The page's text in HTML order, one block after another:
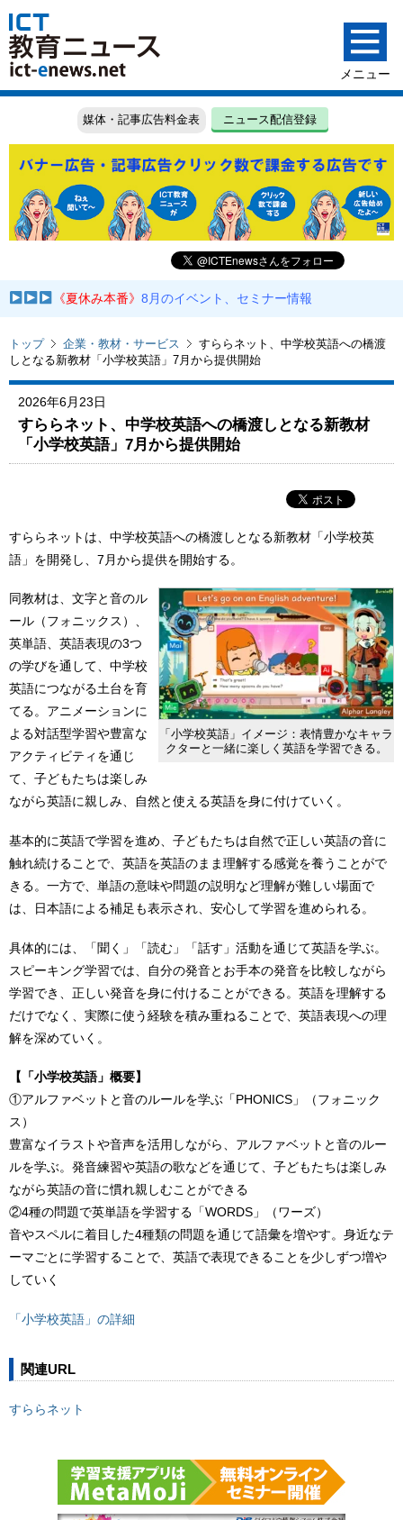
媒体・記事広告料金表 ニュース配信登録
《夏休み本番》8月のイベント、セミナー情報
トップ 企業・教材・サービス
すららネット、中学校英語への橋渡
しとなる新教材「小学校英語」7月から提供開始
2026年6月23日
すららネット、中学校英語への橋渡しとなる新教材
「小学校英語」7月から提供開始
すららネットは、中学校英語への橋渡しとなる新教材「小学校英
語」を開発し、7月から提供を開始する。
「小学校英語」イメージ：表情豊かなキャラ
クターと一緒に楽しく英語を学習できる。
同教材は、文字と音のル
ール（フォニックス）、
英単語、英語表現の3つ
の学びを通して、中学校
英語につながる土台を育
てる。アニメーションに
よる対話型学習や豊富な
アクティビティを通じ
て、子どもたちは楽しみ
ながら英語に親しみ、自然と使える英語を身に付けていく。
基本的に英語で学習を進め、子どもたちは自然で正しい英語の音に
触れ続けることで、英語を英語のまま理解する感覚を養うことがで
きる。一方で、単語の意味や問題の説明など理解が難しい場面で
は、日本語による補足も表示され、安心して学習を進められる。
具体的には、「聞く」「読む」「話す」活動を通じて英語を学ぶ。
スピーキング学習では、自分の発音とお手本の発音を比較しながら
学習でき、正しい発音を身に付けることができる。英語を理解する
だけでなく、実際に使う経験を積み重ねることで、英語表現への理
解を深めていく。
【「小学校英語」概要】
①アルファベットと音のルールを学ぶ「PHONICS」（フォニック
ス）
豊富なイラストや音声を活用しながら、アルファベットと音のルー
ルを学ぶ。発音練習や英語の歌などを通じて、子どもたちは楽しみ
ながら英語の音に慣れ親しむことができる
②4種の問題で英単語を学習する「WORDS」（ワーズ）
音やスペルに着目した4種類の問題を通じて語彙を増やす。身近なテ
ーマごとに学習することで、英語で表現できることを少しずつ増や
していく
「小学校英語」の詳細
関連URL
すららネット